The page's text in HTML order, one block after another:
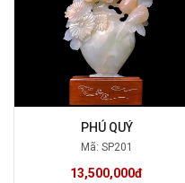
PHÚ QUÝ
Mã: SP201
13,500,000đ